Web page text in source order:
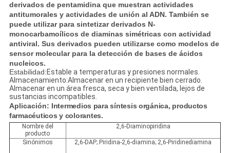
derivados de pentamidina que muestran actividades
antitumorales y actividades de unión al ADN. También se
puede utilizar para sintetizar derivados N-
monocarbamoílicos de diaminas simétricas con actividad
antiviral. Sus derivados pueden utilizarse como modelos de
sensor molecular para la detección de bases de ácidos
nucleicos.
Estabilidad:Estable a temperaturas y presiones normales.
Almacenamiento:Almacenar en un recipiente bien cerrado.
Almacenar en un área fresca, seca y bien ventilada, lejos de
sustancias incompatibles.
Aplicación: Intermedios para síntesis orgánica, productos
farmacéuticos y colorantes.
Nombre del
producto
2,6-Diaminopiridina
Sinónimos 2,6-DAP; Piridina-2,6-diamina; 2,6-Piridinediamina